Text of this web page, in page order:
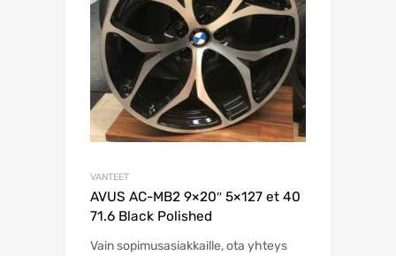
VANTEET
AVUS AC-MB2 9×20″ 5×127 et 40
71.6 Black Polished
Vain sopimusasiakkaille, ota yhteys